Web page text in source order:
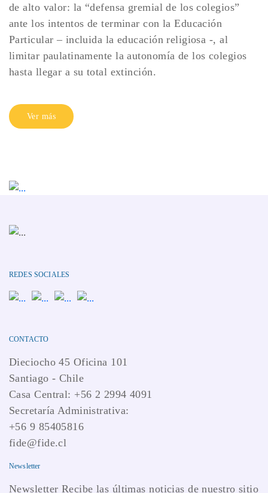
de alto valor: la “defensa gremial de los colegios”
ante los intentos de terminar con la Educación
Particular – incluida la educación religiosa -, al
limitar paulatinamente la autonomía de los colegios
hasta llegar a su total extinción.
Ver más
REDES SOCIALES
CONTACTO
Dieciocho 45 Oficina 101
Santiago - Chile
Casa Central: +56 2 2994 4091
Secretaría Administrativa:
+56 9 85405816
fide@fide.cl
Newsletter
Newsletter Recibe las últimas noticias de nuestro sitio